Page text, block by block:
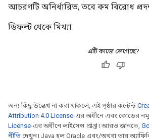
আচরণটি অনির্ধারিত, তবে কম বিরোধ
ডিফল্ট থেকে মিথ্যা
এটি কাজে লেগেছে?
অন্য কিছু উল্লেখ না করা থাকলে, এই পৃষ্ঠার কন্টেন্ট
Attribution 4.0 License-এর অধীনে এবং কোডের
License-এর অধীনে লাইসেন্স প্রাপ্ত। আরও জানতে,
নীতি দেখুন। Java হল Oracle এবং/অথবা তার